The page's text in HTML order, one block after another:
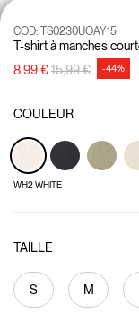
T-shirt à manches
COD: TS0230UOAY15
8,99 €Prix réduit de
15,99 €à -44%
COULEUR
WH2 WHITE
TAILLE
S M